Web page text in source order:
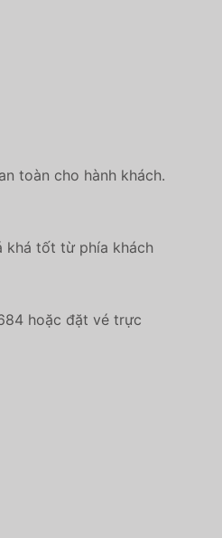
toàn cho hành khách.
khá tốt từ phía khách
hoặc đặt vé trực